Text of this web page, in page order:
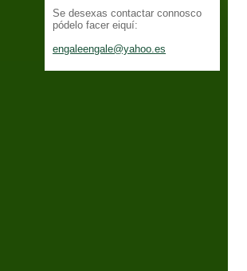
Se desexas contactar connosco
pódelo facer eiquí:
engaleengale@yahoo.es